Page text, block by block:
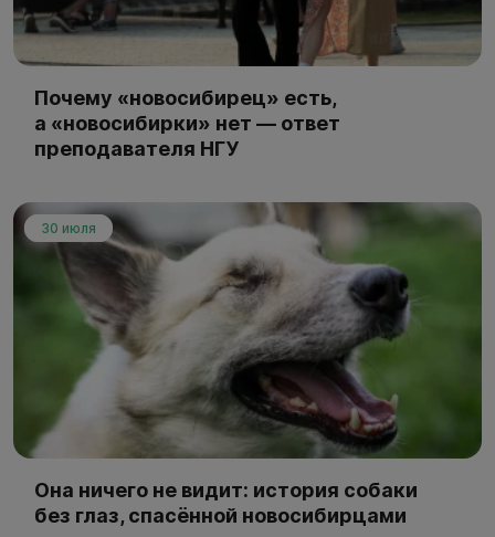
Почему «новосибирец» есть,
а «новосибирки» нет — ответ
преподавателя НГУ
30 июля
Она ничего не видит: история собаки
без глаз, спасённой новосибирцами